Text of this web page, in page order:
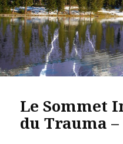
Le Sommet
du Trauma